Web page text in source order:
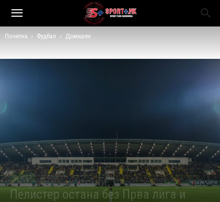
Почетна Фудбал Домашен
ФУДБАЛ ДОМАШЕН
Пелистер остана без Прва лига и